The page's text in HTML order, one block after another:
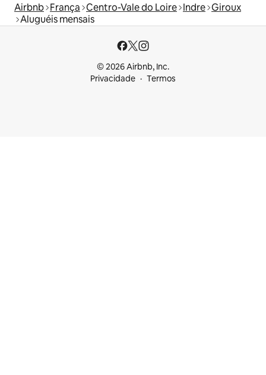
Airbnb França Centro-Vale do Loire Indre Giroux
Aluguéis mensais
© 2026 Airbnb, Inc.
Privacidade
Termos